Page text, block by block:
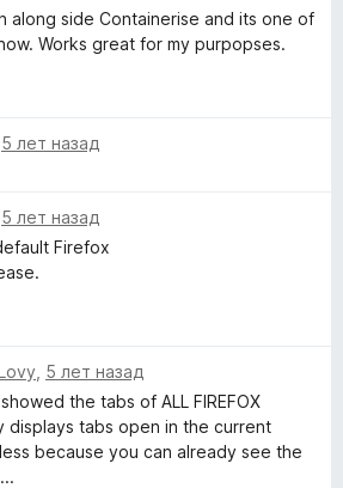
along side Containerise and its one of
Works great for my purpopses.
5 лет назад
5 лет назад
Firefox
5 лет назад
the tabs of ALL FIREFOX
displays tabs open in the current
because you can already see the